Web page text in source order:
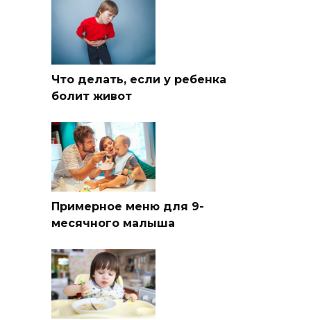
Что делать, если у ребенка
болит живот
Примерное меню для 9-
месячного малыша